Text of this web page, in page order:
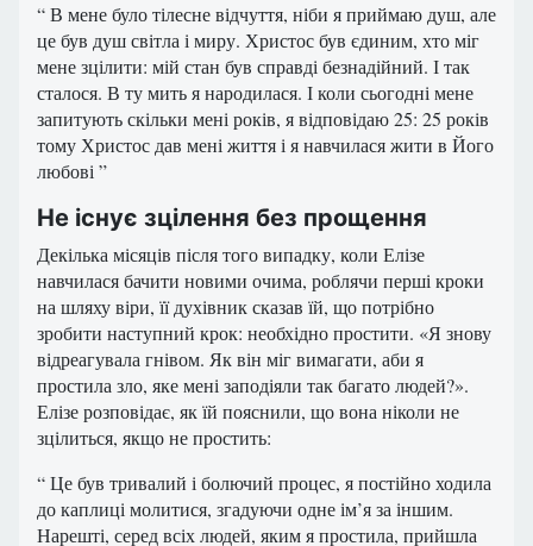
“ В мене було тілесне відчуття, ніби я приймаю душ, але
це був душ світла і миру. Христос був єдиним, хто міг
мене зцілити: мій стан був справді безнадійний. І так
сталося. В ту мить я народилася. І коли сьогодні мене
запитують скільки мені років, я відповідаю 25: 25 років
тому Христос дав мені життя і я навчилася жити в Його
любові ”
Не існує зцілення без прощення
Декілька місяців після того випадку, коли Елізе
навчилася бачити новими очима, роблячи перші кроки
на шляху віри, її духівник сказав їй, що потрібно
зробити наступний крок: необхідно простити. «Я знову
відреагувала гнівом. Як він міг вимагати, аби я
простила зло, яке мені заподіяли так багато людей?».
Елізе розповідає, як їй пояснили, що вона ніколи не
зцілиться, якщо не простить:
“ Це був тривалий і болючий процес, я постійно ходила
до каплиці молитися, згадуючи одне ім’я за іншим.
Нарешті, серед всіх людей, яким я простила, прийшла